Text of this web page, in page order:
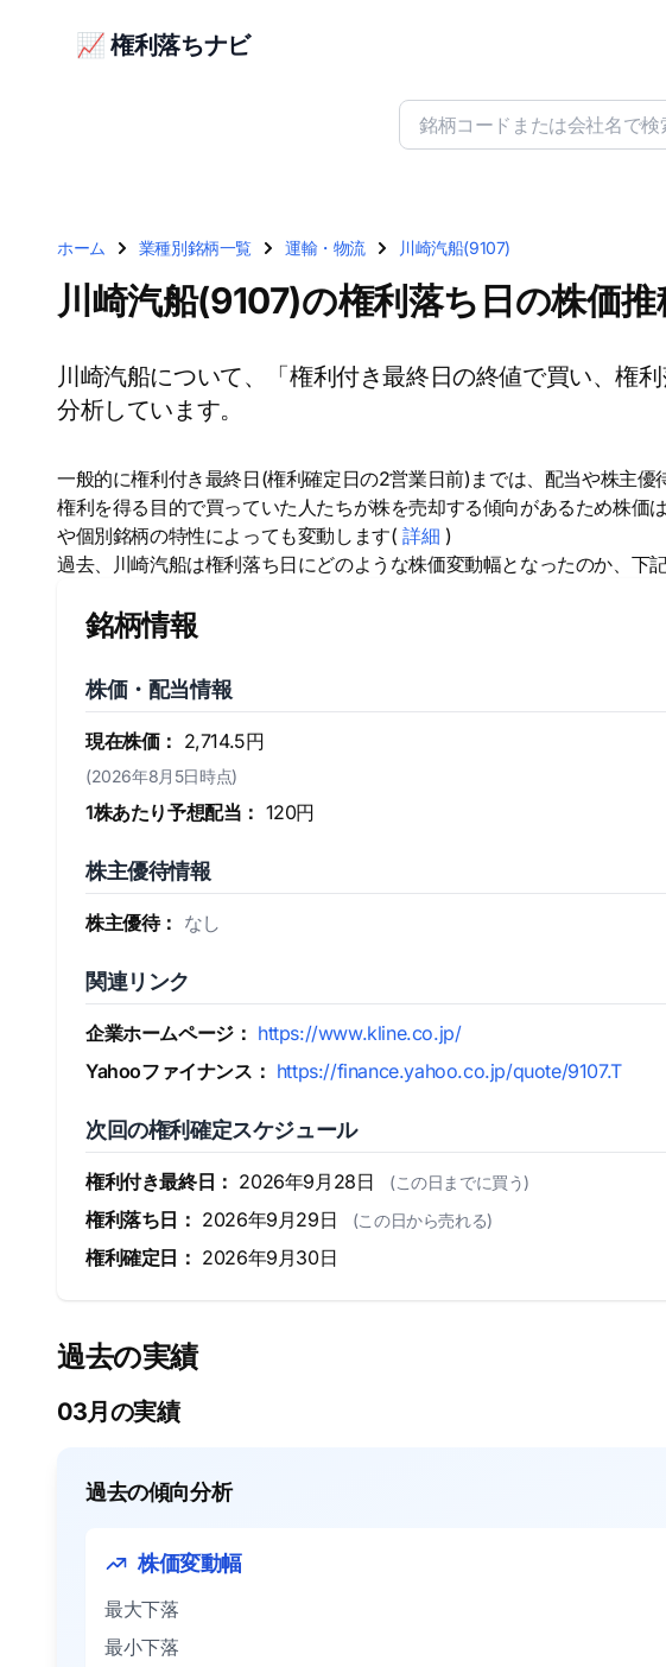
📈 権利落ちナビ
ホーム 業種別銘柄一覧 運輸・物流 川崎汽船(9107)
川崎汽船(9107)の権利落ち日の株価推
川崎汽船について、「権利付き最終日の終値で買い、権
分析しています。
一般的に権利付き最終日(権利確定日の2営業日前)までは、配当や株主
権利を得る目的で買っていた人たちが株を売却する傾向があるため株
や個別銘柄の特性によっても変動します( 詳細 )
過去、川崎汽船は権利落ち日にどのような株価変動幅となったのか、下
銘柄情報
株価・配当情報
現在株価： 2,714.5円
(2026年8月5日時点)
1株あたり予想配当： 120円
株主優待情報
株主優待： なし
関連リンク
企業ホームページ： https://www.kline.co.jp/
Yahooファイナンス： https://finance.yahoo.co.jp/quote/9107.T
次回の権利確定スケジュール
権利付き最終日： 2026年9月28日 (この日までに買う)
権利落ち日： 2026年9月29日 (この日から売れる)
権利確定日： 2026年9月30日
過去の実績
03月の実績
過去の傾向分析
株価変動幅
最大下落
最小下落